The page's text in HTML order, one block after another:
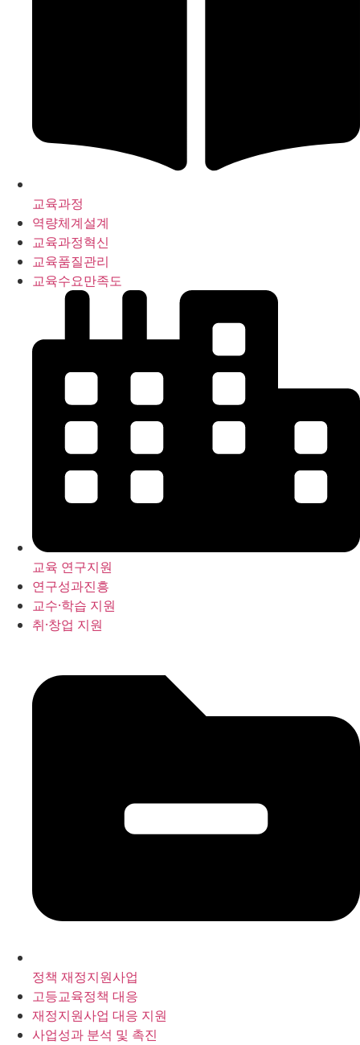
교육과정
역량체계설계
교육과정혁신
교육품질관리
교육수요만족도
교육 연구지원
연구성과진흥
교수·학습 지원
취·창업 지원
정책 재정지원사업
고등교육정책 대응
재정지원사업 대응 지원
사업성과 분석 및 촉진